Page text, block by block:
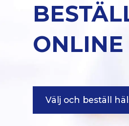
ONLINE
Välj och beställ